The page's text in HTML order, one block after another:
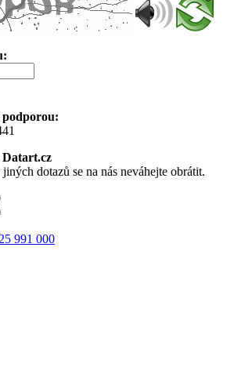
dotazů se na nás neváhejte obrátit.
991 000